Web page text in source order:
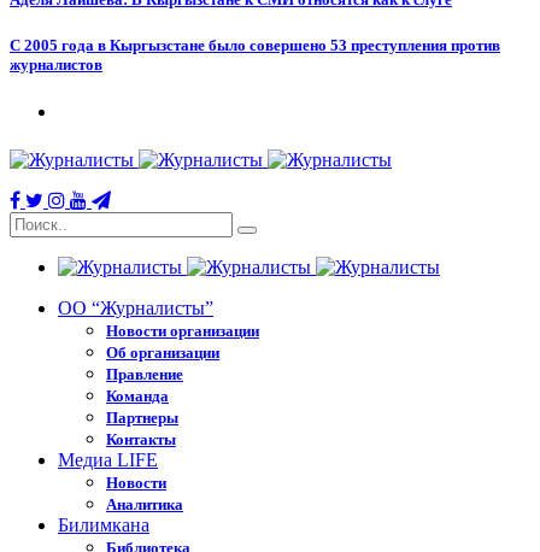
С 2005 года в Кыргызстане было совершено 53 преступления против
журналистов
ОО “Журналисты”
Новости организации
Об организации
Правление
Команда
Партнеры
Контакты
Медиа LIFE
Новости
Аналитика
Билимкана
Библиотека